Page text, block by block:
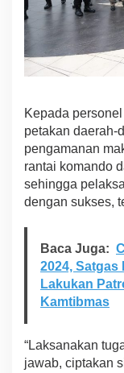
Kepada
petakan daerah-
pengamanan
rantai komando
sehingga
dengan sukses,
Baca Juga:
2024, Satgas
Lakukan
Kamtibmas
“Laksanakan
jawab, ciptakan